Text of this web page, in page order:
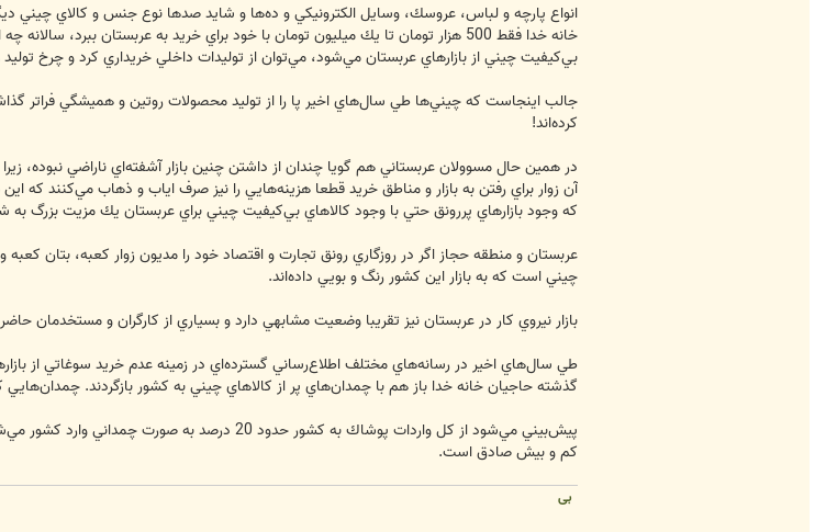
انواع پارچه و لباس، عروسك، وسايل الكترونيكي و ده‌ها و شايد صدها نوع جنس و كالاي چيني
خانه خدا فقط 500 هزار تومان تا يك ميليون تومان با خود براي خريد به عربستان
بي‌كيفيت چيني از بازارهاي عربستان مي‌شود، مي‌توان از توليدات داخلي خريداري كرد و چرخ
جالب اينجاست كه چيني‌ها طي سال‌هاي اخير پا را از توليد محصولات روتين و هميشگي فراتر
كرده‌اند!
در همين حال مسوولان عربستاني هم گويا چندان از داشتن چنين بازار آشفته‌اي ناراضي نبوده،
آن زوار براي رفتن به بازار و مناطق خريد قطعا هزينه‌هايي را نيز صرف اياب و ذهاب مي‌كنند
كه وجود بازارهاي پررونق حتي با وجود كالاهاي بي‌كيفيت چيني براي عربستان يك مزيت بزرگ به
عربستان و منطقه حجاز اگر در روزگاري رونق تجارت و اقتصاد خود را مديون زوار كعبه، بتان
چيني است كه به بازار اين كشور رنگ و بويي داده‌اند.
بازار نيروي كار در عربستان نيز تقريبا وضعيت مشابهي دارد و بسياري از كارگران و
طي سال‌هاي اخير در رسانه‌هاي مختلف اطلاع‌رساني گسترده‌اي در زمينه عدم خريد سوغاتي از
گذشته حاجيان خانه خدا باز هم با چمدان‌هاي پر از كالاهاي چيني به كشور بازگردند.
پيش‌بيني مي‌شود از كل واردات پوشاك به كشور حدود
كم و بيش صادق است.
بی